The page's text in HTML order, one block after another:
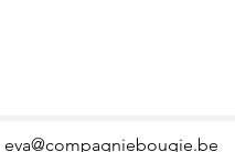
eva@compagniebougie.be